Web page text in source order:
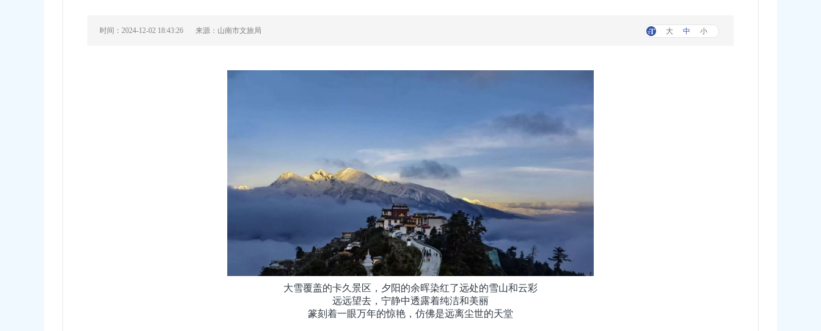
时间：2024-12-02 18:43:26 来源：山南市文旅局 大 中 小
大雪覆盖的卡久景区，夕阳的余晖染红了远处的雪山和云彩
远远望去，宁静中透露着纯洁和美丽
篆刻着一眼万年的惊艳，仿佛是远离尘世的天堂